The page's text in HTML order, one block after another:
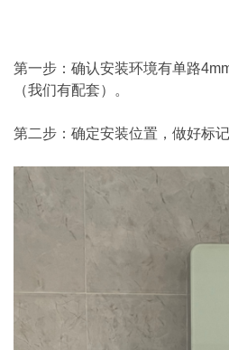
第一步：确认安装环境有单路
（我们有配套）。
第二步：确定安装位置，做好标记